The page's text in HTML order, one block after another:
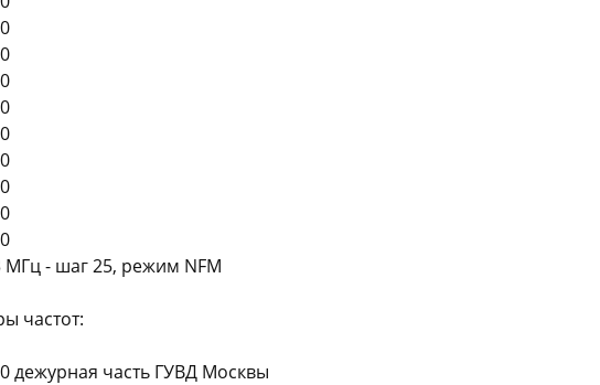
МГц - шаг 25, режим NFM
частот:
дежурная часть ГУВД Москвы